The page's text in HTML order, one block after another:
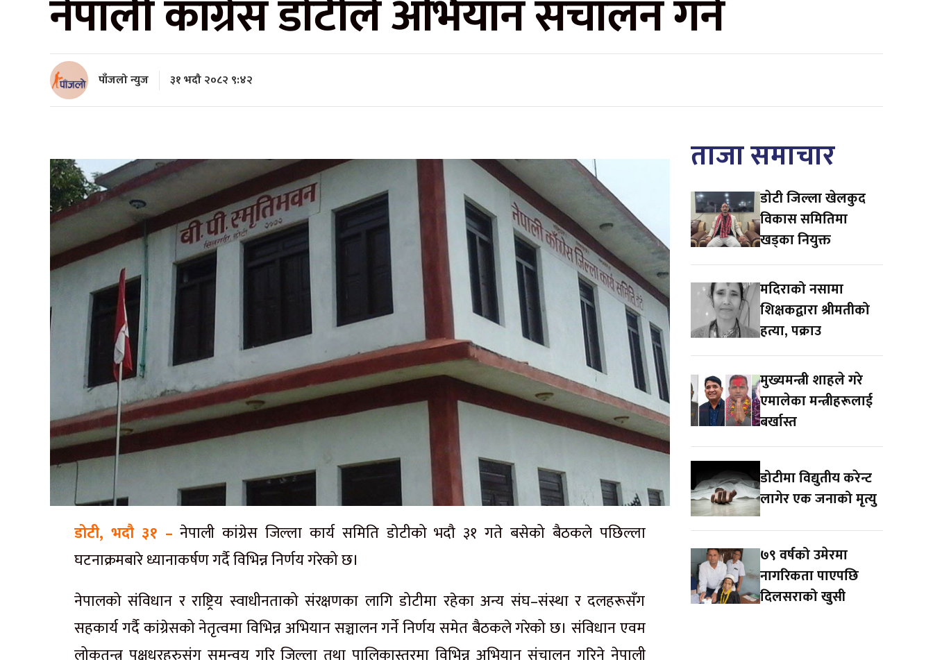
नेपाली कांग्रेस डोटीले अभियान संचालन गर्ने
पाँजलो न्युज ३१ भदौ २०८२ ९:४२
डोटी, भदौ ३१ – नेपाली कांग्रेस जिल्ला कार्य समिति डोटीको भदौ ३१ गते बसेको बैठकले पछिल्ला
घटनाक्रमबारे ध्यानाकर्षण गर्दै विभिन्न निर्णय गरेको छ।
नेपालको संविधान र राष्ट्रिय स्वाधीनताको संरक्षणका लागि डोटीमा रहेका अन्य संघ–संस्था र दलहरूसँग
सहकार्य गर्दै कांग्रेसको नेतृत्वमा विभिन्न अभियान सञ्चालन गर्ने निर्णय समेत बैठकले गरेको छ। संविधान एवम
ताजा समाचार
डाेटी जिल्ला खेलकुद
विकास समितिमा
खड्का नियुक्त
मदिराको नसामा
शिक्षकद्वारा श्रीमतीको
हत्या, पक्राउ
मुख्यमन्त्री शाहले गरे
एमालेका मन्त्रीहरूलाई
बर्खास्त
डोटीमा विद्युतीय करेन्ट
लागेर एक जनाको मृत्यु
७९ वर्षको उमेरमा
नागरिकता पाएपछि
दिलसराको खुसी